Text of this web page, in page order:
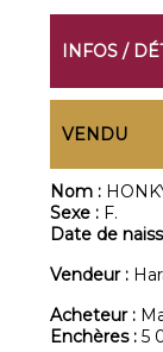
INFOS /
VENDU
Nom :
Sexe : F.
Date de
Vendeur :
Acheteur :
Enchères :5